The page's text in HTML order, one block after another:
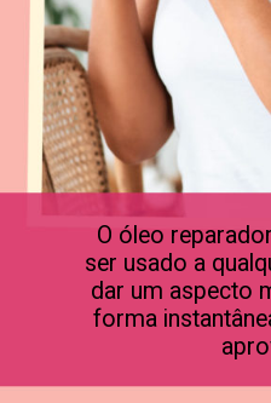
O óleo
ser usado a
dar um aspecto
forma